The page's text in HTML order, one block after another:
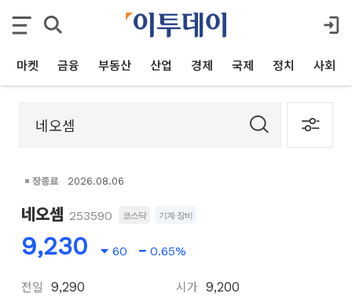
마켓 금융 부동산 산업 경제 국제 정치 사회
장종료 2026.08.06
네오셈 253590 코스닥 기계·장비
9,230 60 0.65%
전일 9,290 시가 9,200